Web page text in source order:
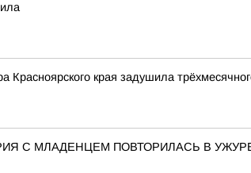
края задушила
С МЛАДЕНЦЕМ ПОВТОРИЛАСЬ В